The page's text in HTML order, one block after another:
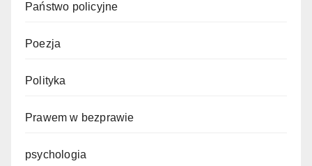
Państwo policyjne
Poezja
Polityka
Prawem w bezprawie
psychologia